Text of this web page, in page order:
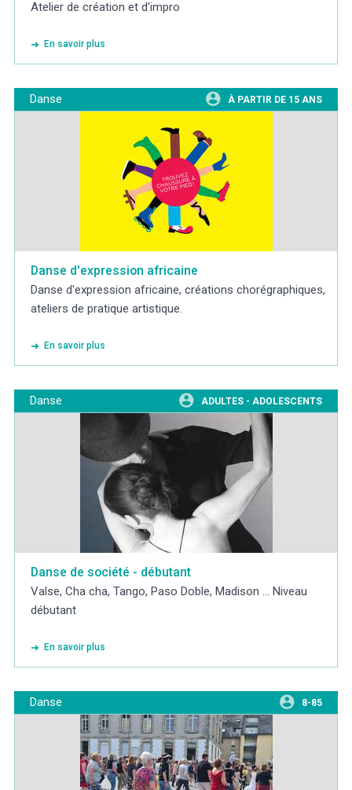
Atelier de création et d'impro
En savoir plus
Danse À PARTIR DE 15 ANS
Danse d'expression africaine
Danse d'expression africaine, créations chorégraphiques,
ateliers de pratique artistique.
En savoir plus
Danse ADULTES - ADOLESCENTS
Danse de société - débutant
Valse, Cha cha, Tango, Paso Doble, Madison ... Niveau
débutant
En savoir plus
Danse 8-85